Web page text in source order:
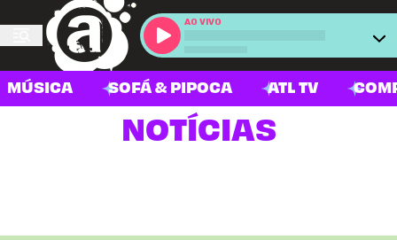
AO VIVO
MÚSICA SOFÁ & PIPOCA ATL TV
NOTÍCIAS